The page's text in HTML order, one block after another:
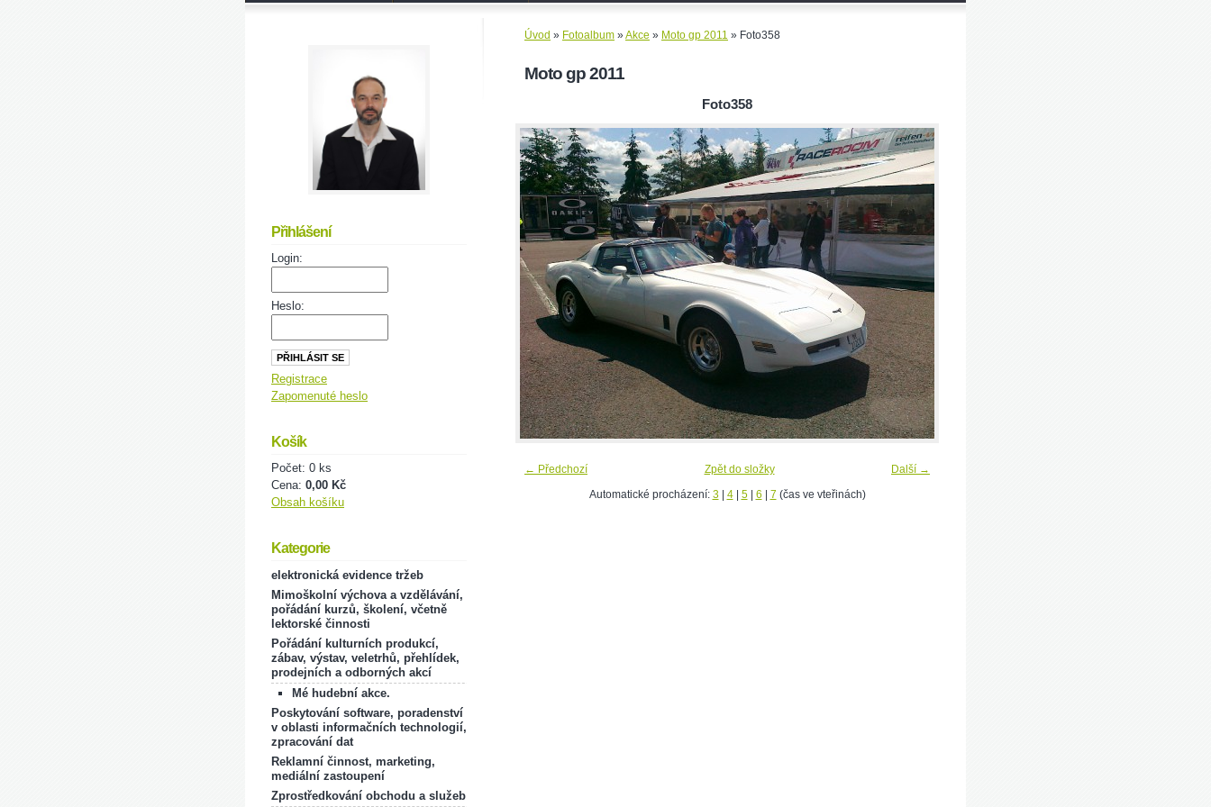
Úvod » Fotoalbum »Akce » Moto gp 2011 » Foto358
Moto gp 2011
Foto358
← Předchozí Další →
Zpět do složky
Automatické procházení: 3| 4| 5| 6 7 (čas ve vteřinách)
Přihlášení
Login:
Heslo:
Registrace
Zapomenuté heslo
Košík
Počet: 0 ks
Cena: 0,00 Kč
Obsah košíku
Kategorie
elektronická evidence tržeb
Mimoškolní výchova a vzdělávání,
pořádání kurzů, školení, včetně
lektorské činnosti
Pořádání kulturních produkcí,
zábav, výstav, veletrhů, přehlídek,
prodejních a odborných akcí
Mé hudební akce.
Poskytování software, poradenství
v oblasti informačních technologií,
zpracování dat
Reklamní činnost, marketing,
mediální zastoupení
Zprostředkování obchodu a služeb